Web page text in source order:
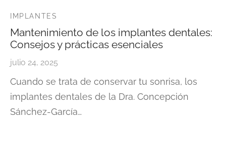
IMPLANTES
Mantenimiento de los implantes dentales:
Consejos y prácticas esenciales
julio 24, 2025
Cuando se trata de conservar tu sonrisa, los
implantes dentales de la Dra. Concepción
Sánchez-García…